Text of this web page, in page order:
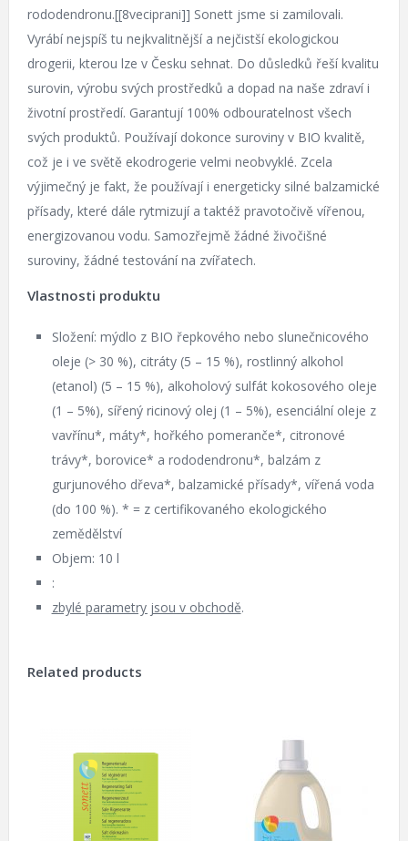
rododendronu.[[8veciprani]] Sonett jsme si zamilovali.
Vyrábí nejspíš tu nejkvalitnější a nejčistší ekologickou
drogerii, kterou lze v Česku sehnat. Do důsledků řeší kvalitu
surovin, výrobu svých prostředků a dopad na naše zdraví i
životní prostředí. Garantují 100% odbouratelnost všech
svých produktů. Používají dokonce suroviny v BIO kvalitě,
což je i ve světě ekodrogerie velmi neobvyklé. Zcela
výjimečný je fakt, že používají i energeticky silné balzamické
přísady, které dále rytmizují a taktéž pravotočivě vířenou,
energizovanou vodu. Samozřejmě žádné živočišné
suroviny, žádné testování na zvířatech.
Vlastnosti produktu
Složení: mýdlo z BIO řepkového nebo slunečnicového
oleje (> 30 %), citráty (5 – 15 %), rostlinný alkohol
(etanol) (5 – 15 %), alkoholový sulfát kokosového oleje
(1 – 5%), sířený ricinový olej (1 – 5%), esenciální oleje z
vavřínu*, máty*, hořkého pomeranče*, citronové
trávy*, borovice* a rododendronu*, balzám z
gurjunového dřeva*, balzamické přísady*, vířená voda
(do 100 %). * = z certifikovaného ekologického
zemědělství
Objem: 10 l
:
zbylé parametry jsou v obchodě.
Related products